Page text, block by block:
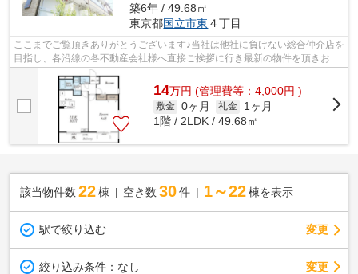
築6年 / 49.68㎡
東京都国立市東 ４丁目
ここまでご覧頂きありがとうございます♪当社は他社に負けない総合仲介店を
目指し、各沿線の各不動産会社様へ直接ご挨拶に行き最新の物件を頂きお客
様へ提供しております！最新の情報は...
14万円 (管理費等：4,000円 )
敷金 0ヶ月 礼金
1ヶ月
1階 / 2LDK / 49.68㎡
該当物件数 22棟 空き数 30 件 1～22 棟を表示
駅で絞り込む 変更
絞り込み条件： なし 変更